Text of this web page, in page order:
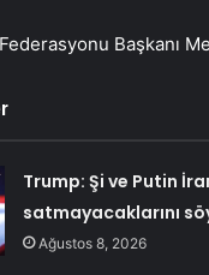
Başkanı
Trump: Şi ve Putin
satmayacaklarını
Ağustos 8, 2026